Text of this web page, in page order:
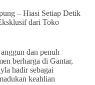
– Hiasi Setiap Detik
dari Toko
dan penuh
berharga di Gantar,
hadir sebagai
keahlian